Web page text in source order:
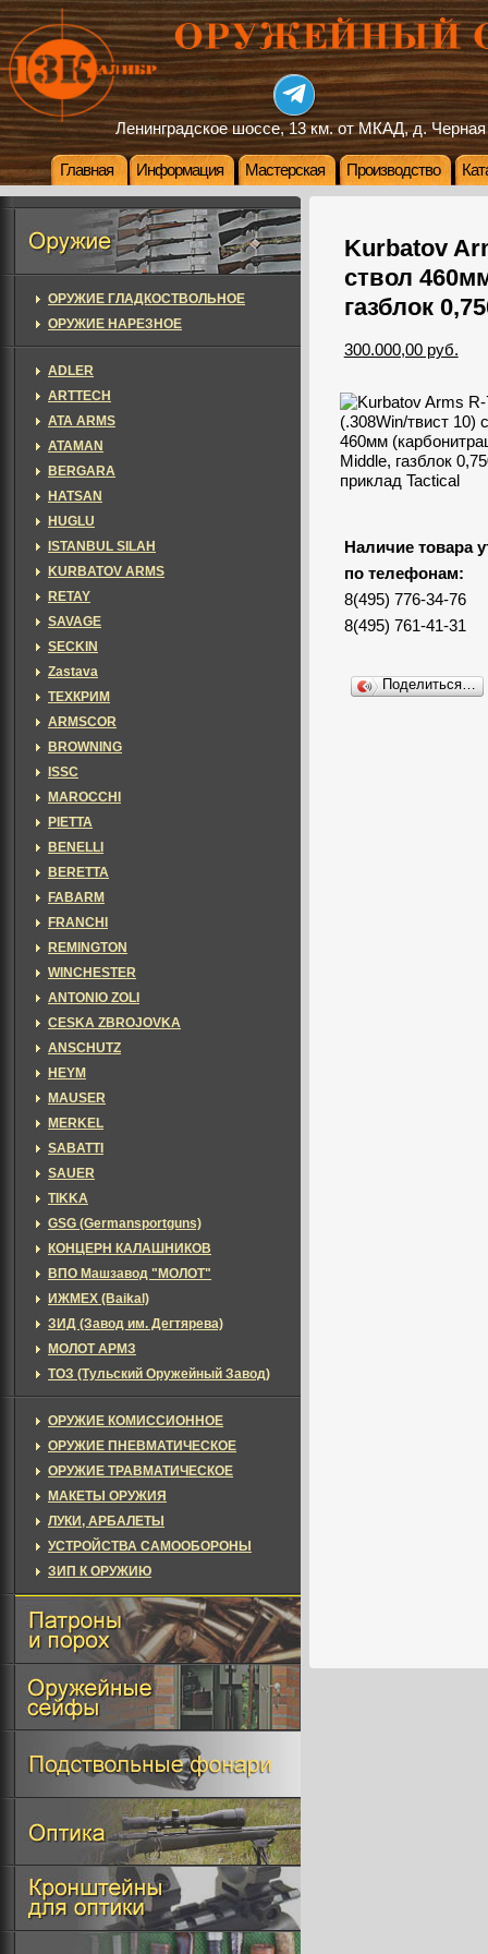
Ленинградское шоссе, 13 км. от МКАД, д. Черная
Главная Информация Мастерская Производство
Kurbatov
ствол
газблок
300.000,00 руб.
Наличие товара
по телефонам:
8(495) 776-34-76
8(495) 761-41-31
Поделиться…
ОРУЖИЕ ГЛАДКОСТВОЛЬНОЕ
ОРУЖИЕ НАРЕЗНОЕ
ADLER
ARTTECH
ATA ARMS
ATAMAN
BERGARA
HATSAN
HUGLU
ISTANBUL SILAH
KURBATOV ARMS
RETAY
SAVAGE
SECKIN
Zastava
ТЕХКРИМ
ARMSCOR
BROWNING
ISSC
MAROCCHI
PIETTA
BENELLI
BERETTA
FABARM
FRANCHI
REMINGTON
WINCHESTER
ANTONIO ZOLI
CESKA ZBROJOVKA
ANSCHUTZ
HEYM
MAUSER
MERKEL
SABATTI
SAUER
TIKKA
GSG (Germansportguns)
КОНЦЕРН КАЛАШНИКОВ
ВПО Машзавод "МОЛОТ"
ИЖМЕХ (Baikal)
ЗИД (Завод им. Дегтярева)
МОЛОТ АРМЗ
ТОЗ (Тульский Оружейный Завод)
ОРУЖИЕ КОМИССИОННОЕ
ОРУЖИЕ ПНЕВМАТИЧЕСКОЕ
ОРУЖИЕ ТРАВМАТИЧЕСКОЕ
МАКЕТЫ ОРУЖИЯ
ЛУКИ, АРБАЛЕТЫ
УСТРОЙСТВА САМООБОРОНЫ
ЗИП К ОРУЖИЮ